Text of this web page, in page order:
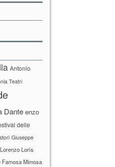
Antonio
Teatri
Dante enzo
delle
Giuseppe
Lorenzo Loris
Mimosa